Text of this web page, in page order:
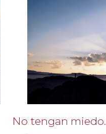
No tengan miedo.